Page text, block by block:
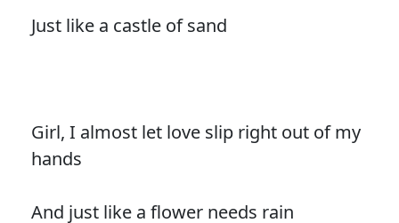
Just like a castle of sand
Girl, I almost let love slip right out of my
hands
And just like a flower needs rain